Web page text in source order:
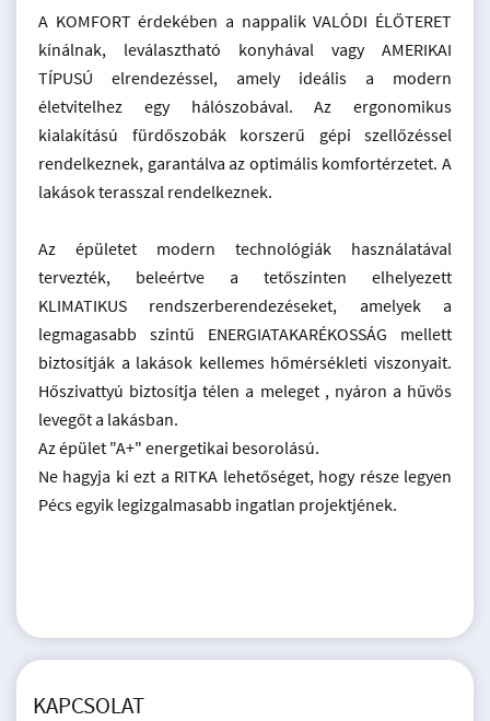
A KOMFORT érdekében a nappalik VALÓDI ÉLŐTERET
kínálnak, leválasztható konyhával vagy AMERIKAI
TÍPUSÚ elrendezéssel, amely ideális a modern
életvitelhez egy hálószobával. Az ergonomikus
kialakítású fürdőszobák korszerű gépi szellőzéssel
rendelkeznek, garantálva az optimális komfortérzetet. A
lakások terasszal rendelkeznek.
Az épületet modern technológiák használatával
tervezték, beleértve a tetőszinten elhelyezett
KLIMATIKUS rendszerberendezéseket, amelyek a
legmagasabb szintű ENERGIATAKARÉKOSSÁG mellett
biztosítják a lakások kellemes hőmérsékleti viszonyait.
Hőszivattyú biztosítja télen a meleget , nyáron a hűvös
levegőt a lakásban.
Az épület "A+" energetikai besorolású.
Ne hagyja ki ezt a RITKA lehetőséget, hogy része legyen
Pécs egyik legizgalmasabb ingatlan projektjének.
KAPCSOLAT